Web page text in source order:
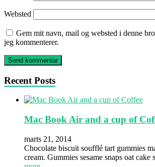
Websted
Gem mit navn, mail og websted i denne
jeg kommenterer.
Recent Posts
Mac Book Air and a cup of
marts 21, 2014
Chocolate biscuit soufflé tart gummies
cream. Gummies sesame snaps oat